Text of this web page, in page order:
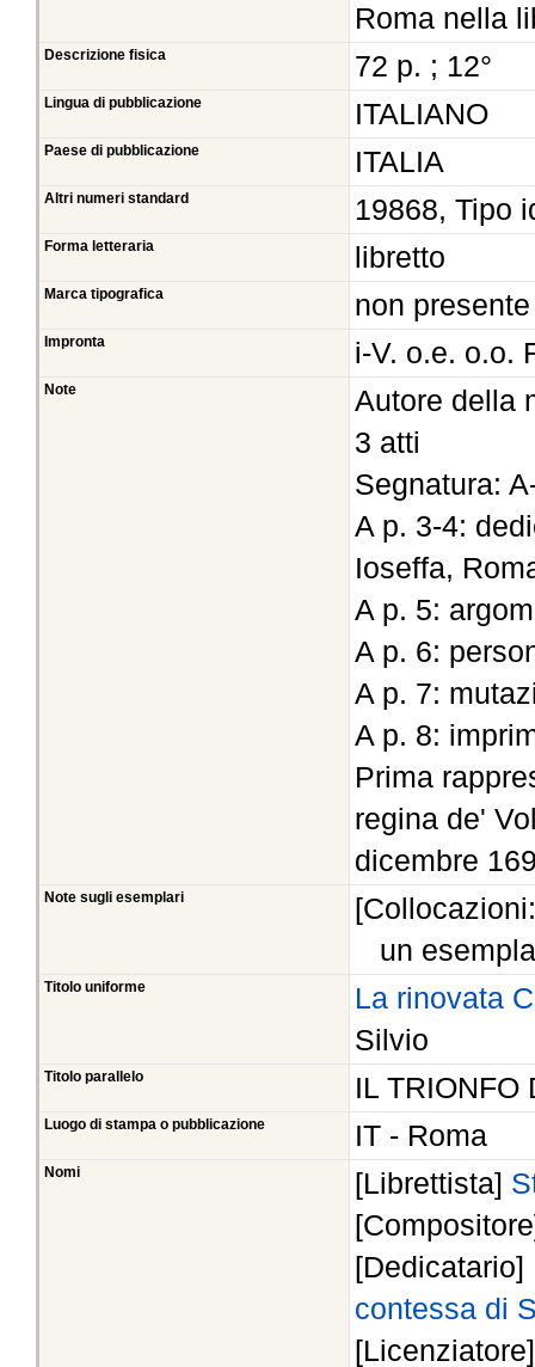
Roma nella
Descrizione fisica 72 p. ; 12°
Lingua di pubblicazione ITALIANO
Paese di pubblicazione ITALIA
Altri numeri standard 19868, Tipo
Forma letteraria libretto
Marca tipografica non presente
Impronta i-V. o.e. o.o.
Note
Autore della
3 atti
Segnatura: A-
A p. 3-4:
Ioseffa,
A p. 5:
A p. 6:
A p. 7:
A p. 8:
Prima
regina de'
dicembre
Note sugli esemplari
un
Titolo uniforme
La rinovata
Silvio
Titolo parallelo IL TRIONFO
Luogo di stampa o pubblicazione IT - Roma
Nomi [Librettista]
[Dedicatario]
contessa di